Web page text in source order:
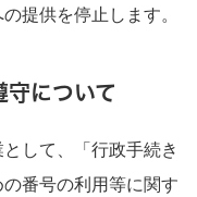
提供を停止します。
について
して、「行政手続き
番号の利用等に関す